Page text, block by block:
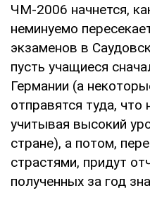
ЧМ-2006 начнется,
неминуемо
экзаменов в
пусть учащиеся
Германии (а
отправятся туда, что
учитывая высокий
стране), а потом,
страстями, придут
полученных за год